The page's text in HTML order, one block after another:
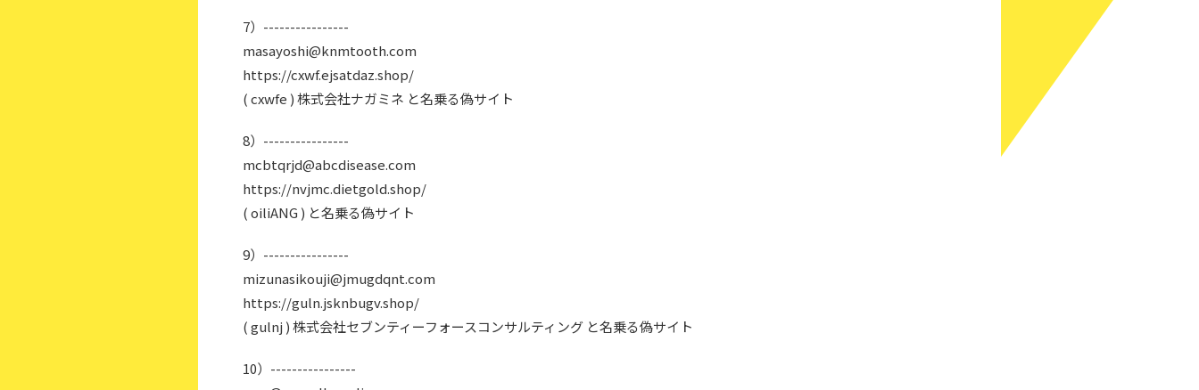
7）----------------
masayoshi@knmtooth.com
https://cxwf.ejsatdaz.shop/
( cxwfe ) 株式会社ナガミネ と名乗る偽サイト
8）----------------
mcbtqrjd@abcdisease.com
https://nvjmc.dietgold.shop/
( oiliANG ) と名乗る偽サイト
9）----------------
mizunasikouji@jmugdqnt.com
https://guln.jsknbugv.shop/
( gulnj ) 株式会社セブンティーフォースコンサルティング と名乗る偽サイト
10）----------------